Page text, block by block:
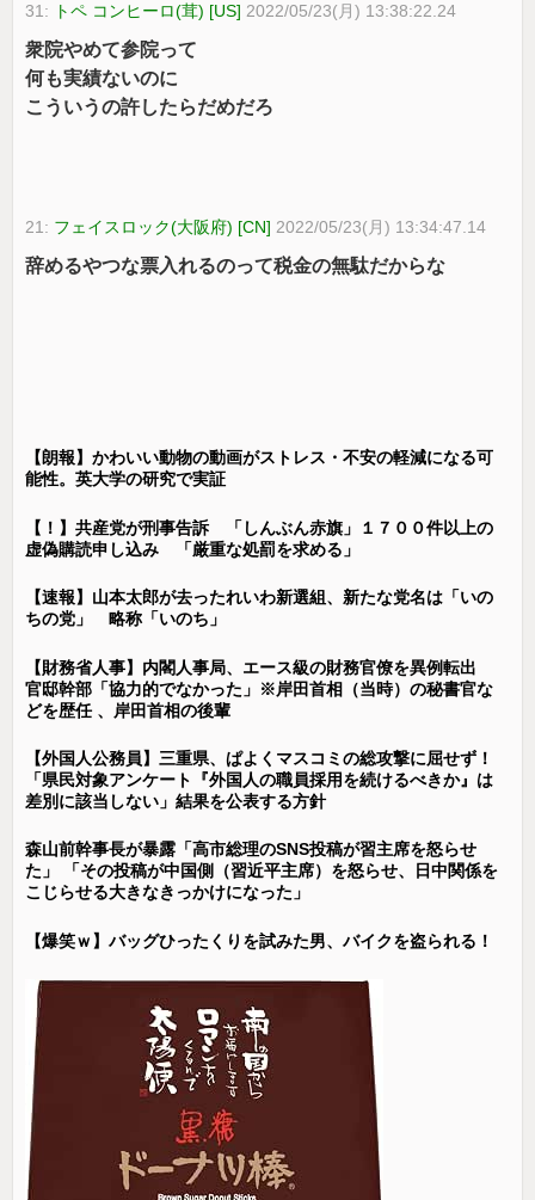
31: トペ コンヒーロ(茸) [US] 2022/05/23(月) 13:38:22.24
衆院やめて参院って
何も実績ないのに
こういうの許したらだめだろ
21: フェイスロック(大阪府) [CN] 2022/05/23(月) 13:34:47.14
辞めるやつな票入れるのって税金の無駄だからな
【朗報】かわいい動物の動画がストレス・不安の軽減になる可
能性。英大学の研究で実証
【！】共産党が刑事告訴 「しんぶん赤旗」１７００件以上の
虚偽購読申し込み 「厳重な処罰を求める」
【速報】山本太郎が去ったれいわ新選組、新たな党名は「いの
ちの党」 略称「いのち」
【財務省人事】内閣人事局、エース級の財務官僚を異例転出
官邸幹部「協力的でなかった」※岸田首相（当時）の秘書官な
どを歴任 、岸田首相の後輩
【外国人公務員】三重県、ぱよくマスコミの総攻撃に屈せず！
「県民対象アンケート『外国人の職員採用を続けるべきか』は
差別に該当しない」結果を公表する方針
森山前幹事長が暴露「高市総理のSNS投稿が習主席を怒らせ
た」 「その投稿が中国側（習近平主席）を怒らせ、日中関係を
こじらせる大きなきっかけになった」
【爆笑ｗ】バッグひったくりを試みた男、バイクを盗られる！